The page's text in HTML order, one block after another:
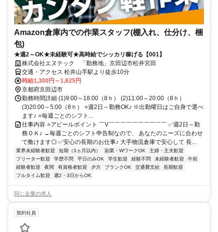
Amazon倉庫内での作業スタッフ(棚入れ、仕分け、梱
包)
★週2～OK★未経験可★高時給でシッカリ稼げる【001】
株式会社エヌテック 「勤務地」京田辺市松井宮田
交通・アクセス 松井山手駅より徒歩10分
時給1,300円～1,625円
京都府京田辺市
勤務時間詳細 (1)9:00～18:00（8ｈ） (2)11:00～20:00（8ｈ）
(3)20:00～5:00（8ｈ） ⭐週2日～勤務OK♪ ※出勤曜日はご自身で選べ
ます♪ ⭐毎週ごとのシフト...
仕事内容 ⭐アピールポイント ￣V￣￣￣￣￣￣￣￣￣￣ ✅週2日～勤
務ＯＫ♪ →毎週ごとのシフト申告制なので、 あなたのニーズに合わせ
て働けます◎ ✅安心の長期のお仕事♪ 大手物流倉庫で安心して 長...
業界未経験者歓迎 短期（3ヵ月以内） 副業・WワークOK
主婦・主夫歓迎
フリーター歓迎
学歴不問 平日のみOK 学生歓迎 経験不問 未経験者歓迎
午前
経験者歓迎
夜間 有資格者歓迎 夕方 ブランクOK 交通費支給
長期歓迎
フルタイム歓迎
週2・3日からOK
同じ企業の求人
契約社員